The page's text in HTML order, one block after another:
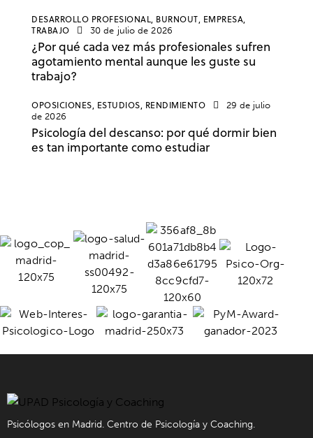
DESARROLLO PROFESIONAL, BURNOUT, EMPRESA,
TRABAJO
30 de julio de 2026
¿Por qué cada vez más profesionales sufren
agotamiento mental aunque les guste su
trabajo?
OPOSICIONES, ESTUDIOS, RENDIMIENTO
29 de julio
de 2026
Psicología del descanso: por qué dormir bien
es tan importante como estudiar
Psicólogos en Madrid. Centro de Psicología y Coaching.